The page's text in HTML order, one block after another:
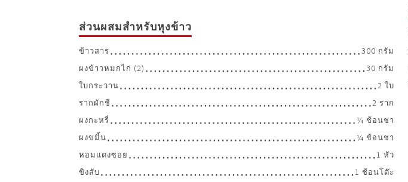
ส่วนผสมสำหรับหุงข้าว
ข้าวสาร
300 กรัม
ผงข้าวหมกไก่ (2)
30 กรัม
ใบกระวาน
2 ใบ
รากผักชี
2 ราก
ผงกะหรี่
¼ ช้อนชา
ผงขมิ้น
¼ ช้อนชา
หอมแดงซอย
1 หัว
ขิงสับ
1 ช้อนโต๊ะ